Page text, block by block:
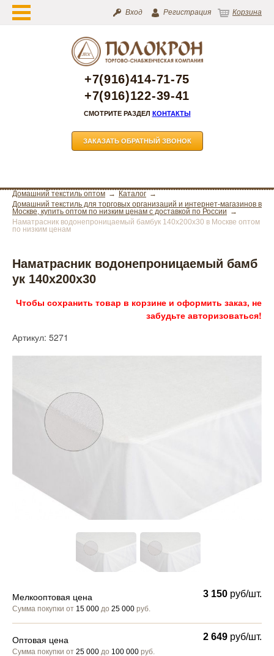
Вход Регистрация Корзина
+7(916)414-71-75
+7(916)122-39-41
СМОТРИТЕ РАЗДЕЛ КОНТАКТЫ
ЗАКАЗАТЬ ОБРАТНЫЙ ЗВОНОК
Домашний текстиль оптом
Каталог
Домашний текстиль для торговых организаций и интернет-магазинов в
Москве, купить оптом по низким ценам с доставкой по России
Наматрасник водонепроницаемый бамбук 140х200х30 в Москве оптом
по низким ценам
Наматрасник водонепроницаемый бамб
ук 140х200х30
Чтобы сохранить товар в корзине и оформить заказ, не
забудьте авторизоваться!
Артикул: 5271
Мелкооптовая цена
Сумма покупки от 15 000 до 25 000 руб.
3 150 руб/шт.
Оптовая цена
Сумма покупки от 25 000 до 100 000 руб.
2 649 руб/шт.